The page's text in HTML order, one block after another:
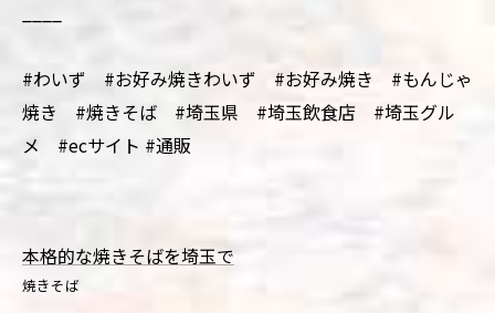
#わいず #お好み焼きわいず #お好み焼き #もんじゃ
焼き #焼きそば #埼玉県 #埼玉飲食店 #埼玉グル
メ #ecサイト #通販
本格的な焼きそばを埼玉で
焼きそば